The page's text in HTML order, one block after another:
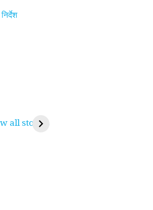
all stories
रामसा पीर, रुणेचा रा धणी,